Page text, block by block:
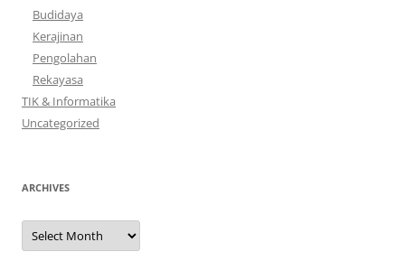
Budidaya
Kerajinan
Pengolahan
Rekayasa
TIK & Informatika
Uncategorized
ARCHIVES
Archives